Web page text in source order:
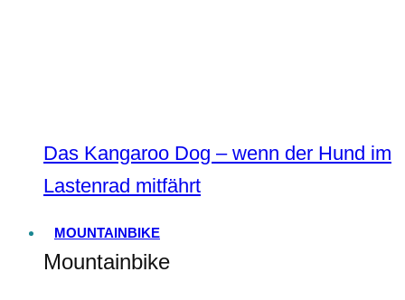
Das Kangaroo Dog – wenn der Hund im
Lastenrad mitfährt
MOUNTAINBIKE
Mountainbike